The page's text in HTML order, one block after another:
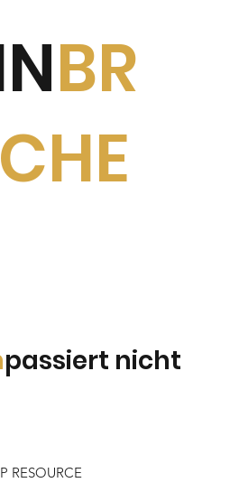
BR
passiert nicht
einer toxischen
RESOURCE